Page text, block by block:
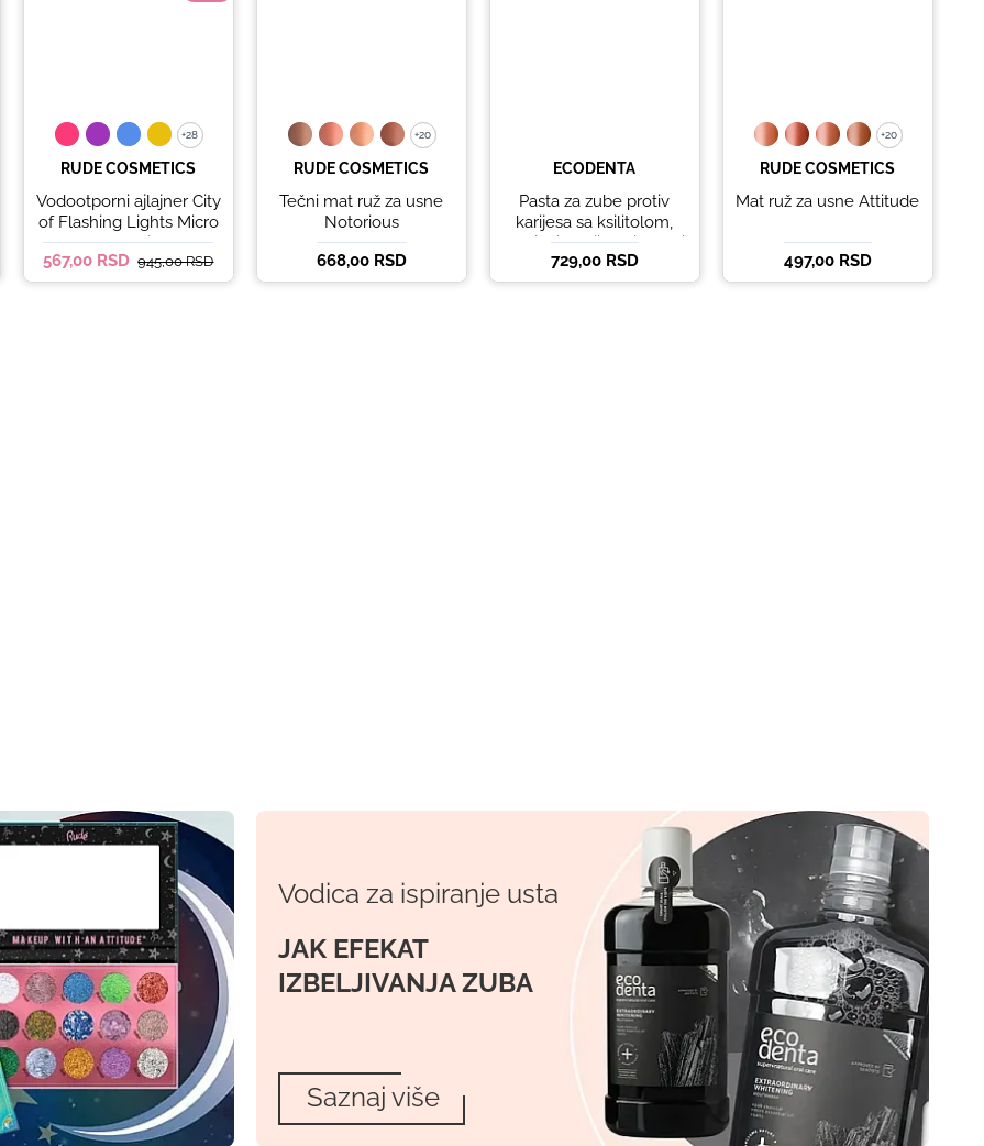
+28
+28
RUDE COSMETICS
Vodootporni ajlajner City
of Flashing Lights Micro
Retractable Liner - It's
Lit
567,00 RSD 945,00 RSD
+20
+20
RUDE COSMETICS
Tečni mat ruž za usne
Notorious
668,00 RSD
ECODENTA
Pasta za zube protiv
karijesa sa ksilitolom,
eteričnim uljima limete i
listova korijandera
Ecodenta 100 ml
729,00 RSD
+20
+20
RUDE COSMETICS
Mat ruž za usne Attitude
497,00 RSD
Vodica za ispiranje usta
JAK EFEKAT
IZBELJIVANJA ZUBA
Saznaj više